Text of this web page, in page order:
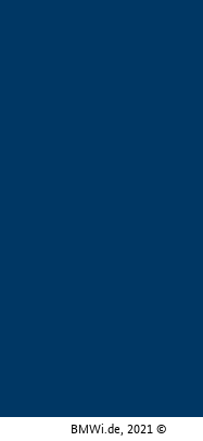
BMWi.de, 2021 ©